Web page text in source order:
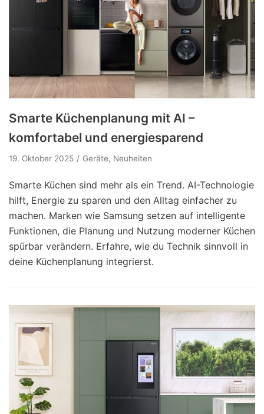
Smarte Küchenplanung mit AI –
komfortabel und energiesparend
19. Oktober 2025 Geräte, Neuheiten
Smarte Küchen sind mehr als ein Trend. AI-Technologie
hilft, Energie zu sparen und den Alltag einfacher zu
machen. Marken wie Samsung setzen auf intelligente
Funktionen, die Planung und Nutzung moderner Küchen
spürbar verändern. Erfahre, wie du Technik sinnvoll in
deine Küchenplanung integrierst.